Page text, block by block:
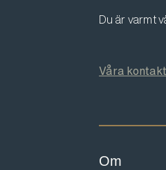
Du är varmt
Våra
Om